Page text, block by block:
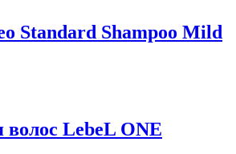
Standard Shampoo Mild
волос LebeL ONE